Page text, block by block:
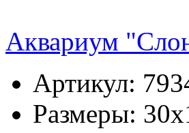
Аквариум
Артикул:
Размеры: